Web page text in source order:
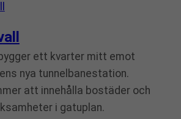
ett kvarter mitt emot
nya tunnelbanestation.
att innehålla bostäder och
i gatuplan.